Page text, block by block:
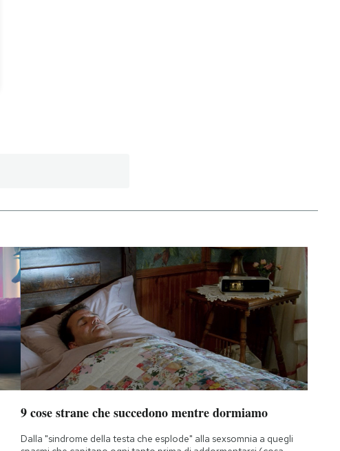
9 cose strane che succedono mentre dormiamo
Dalla "sindrome della testa che esplode" alla sexsomnia a quegli